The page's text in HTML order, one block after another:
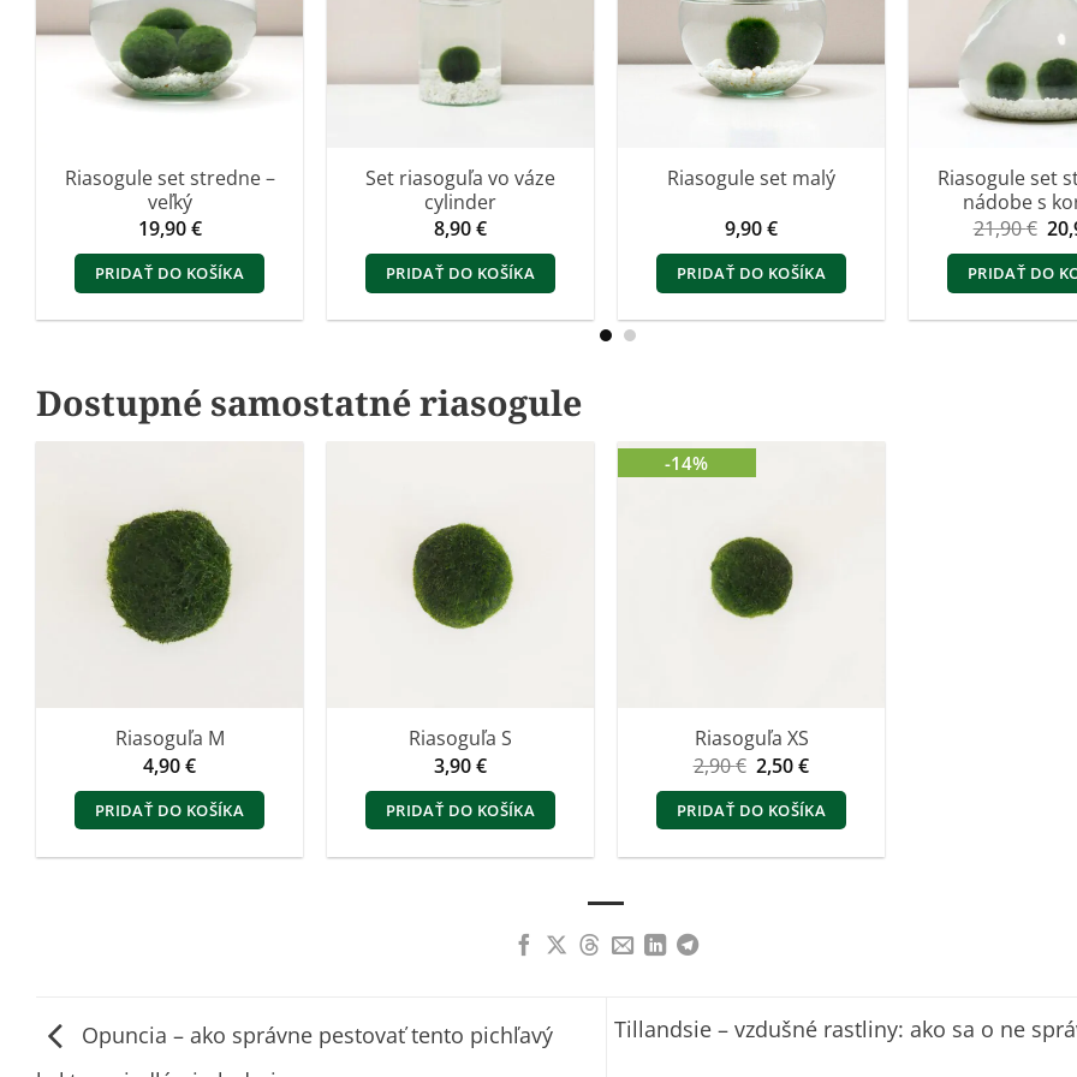
Riasogule set stredne –
veľký
19,90€
PRIDAŤ DO KOŠÍKA
Set riasoguľa vo váze
cylinder
8,90€
PRIDAŤ DO KOŠÍKA
Riasogule set malý
9,90€
PRIDAŤ DO KOŠÍKA
Riasogule set
nádobe s
21,90€
cena
PRIDAŤ DO
Dostupné samostatné riasogule
Riasoguľa M
4,90€
PRIDAŤ DO KOŠÍKA
Riasoguľa S
3,90€
PRIDAŤ DO KOŠÍKA
-14%
Riasoguľa XS
2,90€ Pôvodná
cena
bola:
2,90 €.
2,50€Aktuálna
je:
2,50 €.
PRIDAŤ DO KOŠÍKA
Opuncia – ako správne pestovať tento pichľavý
Tillandsie – vzdušné rastliny: ako sa o ne